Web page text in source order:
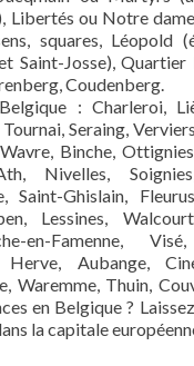
Libertés ou Notre
squares, Léopold
Saint-Josse),
Coudenberg.
: Charleroi,
Seraing,
Binche,
Nivelles,
Saint-Ghislain,
Lessines,
en-Famenne,
Herve, Aubange,
Waremme, Thuin,
en Belgique ?
la capitale